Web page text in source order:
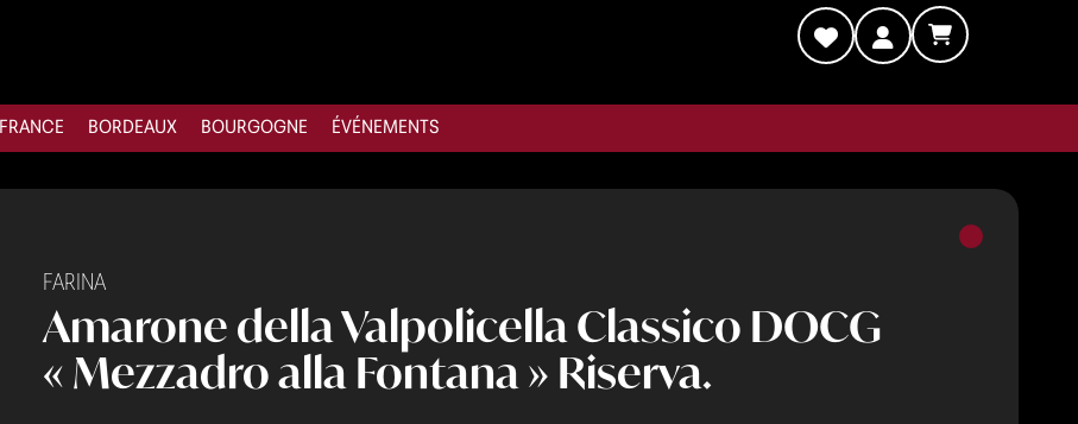
FRANCE BORDEAUX BOURGOGNE ÉVÉNEMENTS
FARINA
Amarone della Valpolicella Classico DOCG
« Mezzadro alla Fontana » Riserva.